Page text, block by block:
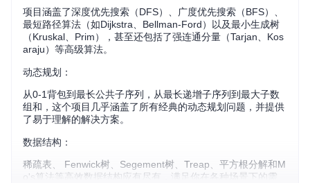
项目涵盖了深度优先搜索（DFS）、广度优先搜索（BFS）、
最短路径算法（如Dijkstra、Bellman-Ford）以及最小生成树
（Kruskal、Prim），甚至还包括了强连通分量（Tarjan、Kos
araju）等高级算法。
动态规划：
从0-1背包到最长公共子序列，从最长递增子序列到最大子数
组和，这个项目几乎涵盖了所有经典的动态规划问题，并提供
了易于理解的解决方案。
数据结构：
稀疏表、 Fenwick树、Segement树、Treap、平方根分解和M
o's算法等高效数据结构应有尽有，满足你在各种场景下的需